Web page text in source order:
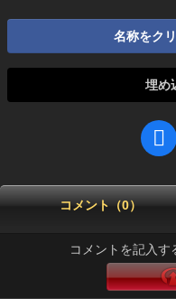
名称をク
埋め
コメント（0）
コメントを記入す